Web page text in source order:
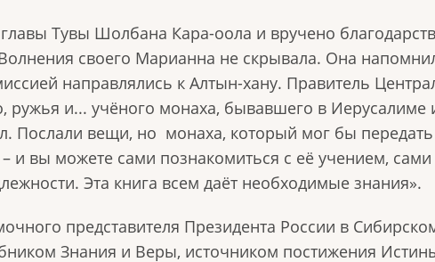
Тувы Шолбана Кара-оола и вручено
своего Марианна не скрывала. Она
направлялись к Алтын-хану. Правитель
ружья и... учёного монаха, бывавшего в
Послали вещи, но монаха, который мог бы
и вы можете сами познакомиться с её учением,
Эта книга всем даёт необходимые знания».
представителя Президента России в
Знания и Веры, источником постижения